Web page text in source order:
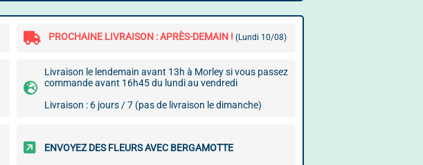
PROCHAINE LIVRAISON : APRÈS-DEMAIN ! (Lundi 10/08)
Livraison le lendemain avant 13h à Morley si vous passez
commande avant 16h45 du lundi au vendredi
Livraison : 6 jours / 7 (pas de livraison le dimanche)
ENVOYEZ DES FLEURS AVEC BERGAMOTTE